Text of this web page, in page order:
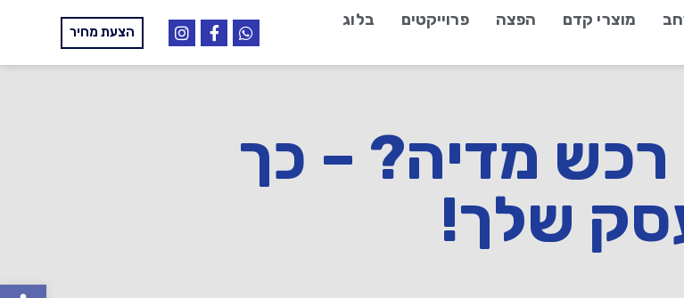
מוצרי קדם הפצה פרוייקטים
בלוג
הצעת מחיר
רכש מדיה? – כך
שלך!